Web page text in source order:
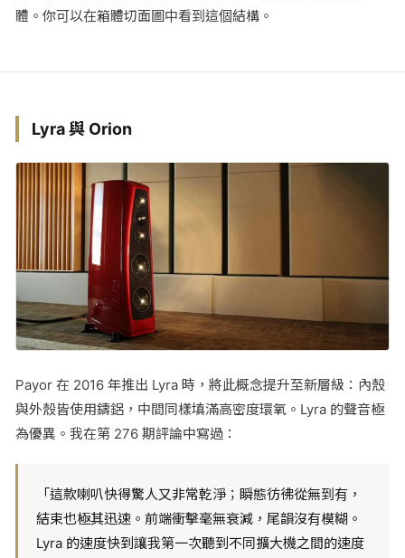
體。你可以在箱體切面圖中看到這個結構。
Lyra 與 Orion
Payor 在 2016 年推出 Lyra 時，將此概念提升至新層級：內殼
與外殼皆使用鑄鋁，中間同樣填滿高密度環氧。Lyra 的聲音極
為優異。我在第 276 期評論中寫過：
「這款喇叭快得驚人又非常乾淨；瞬態彷彿從無到有，
結束也極其迅速。前端衝擊毫無衰減，尾韻沒有模糊。
Lyra 的速度快到讓我第一次聽到不同擴大機之間的速度